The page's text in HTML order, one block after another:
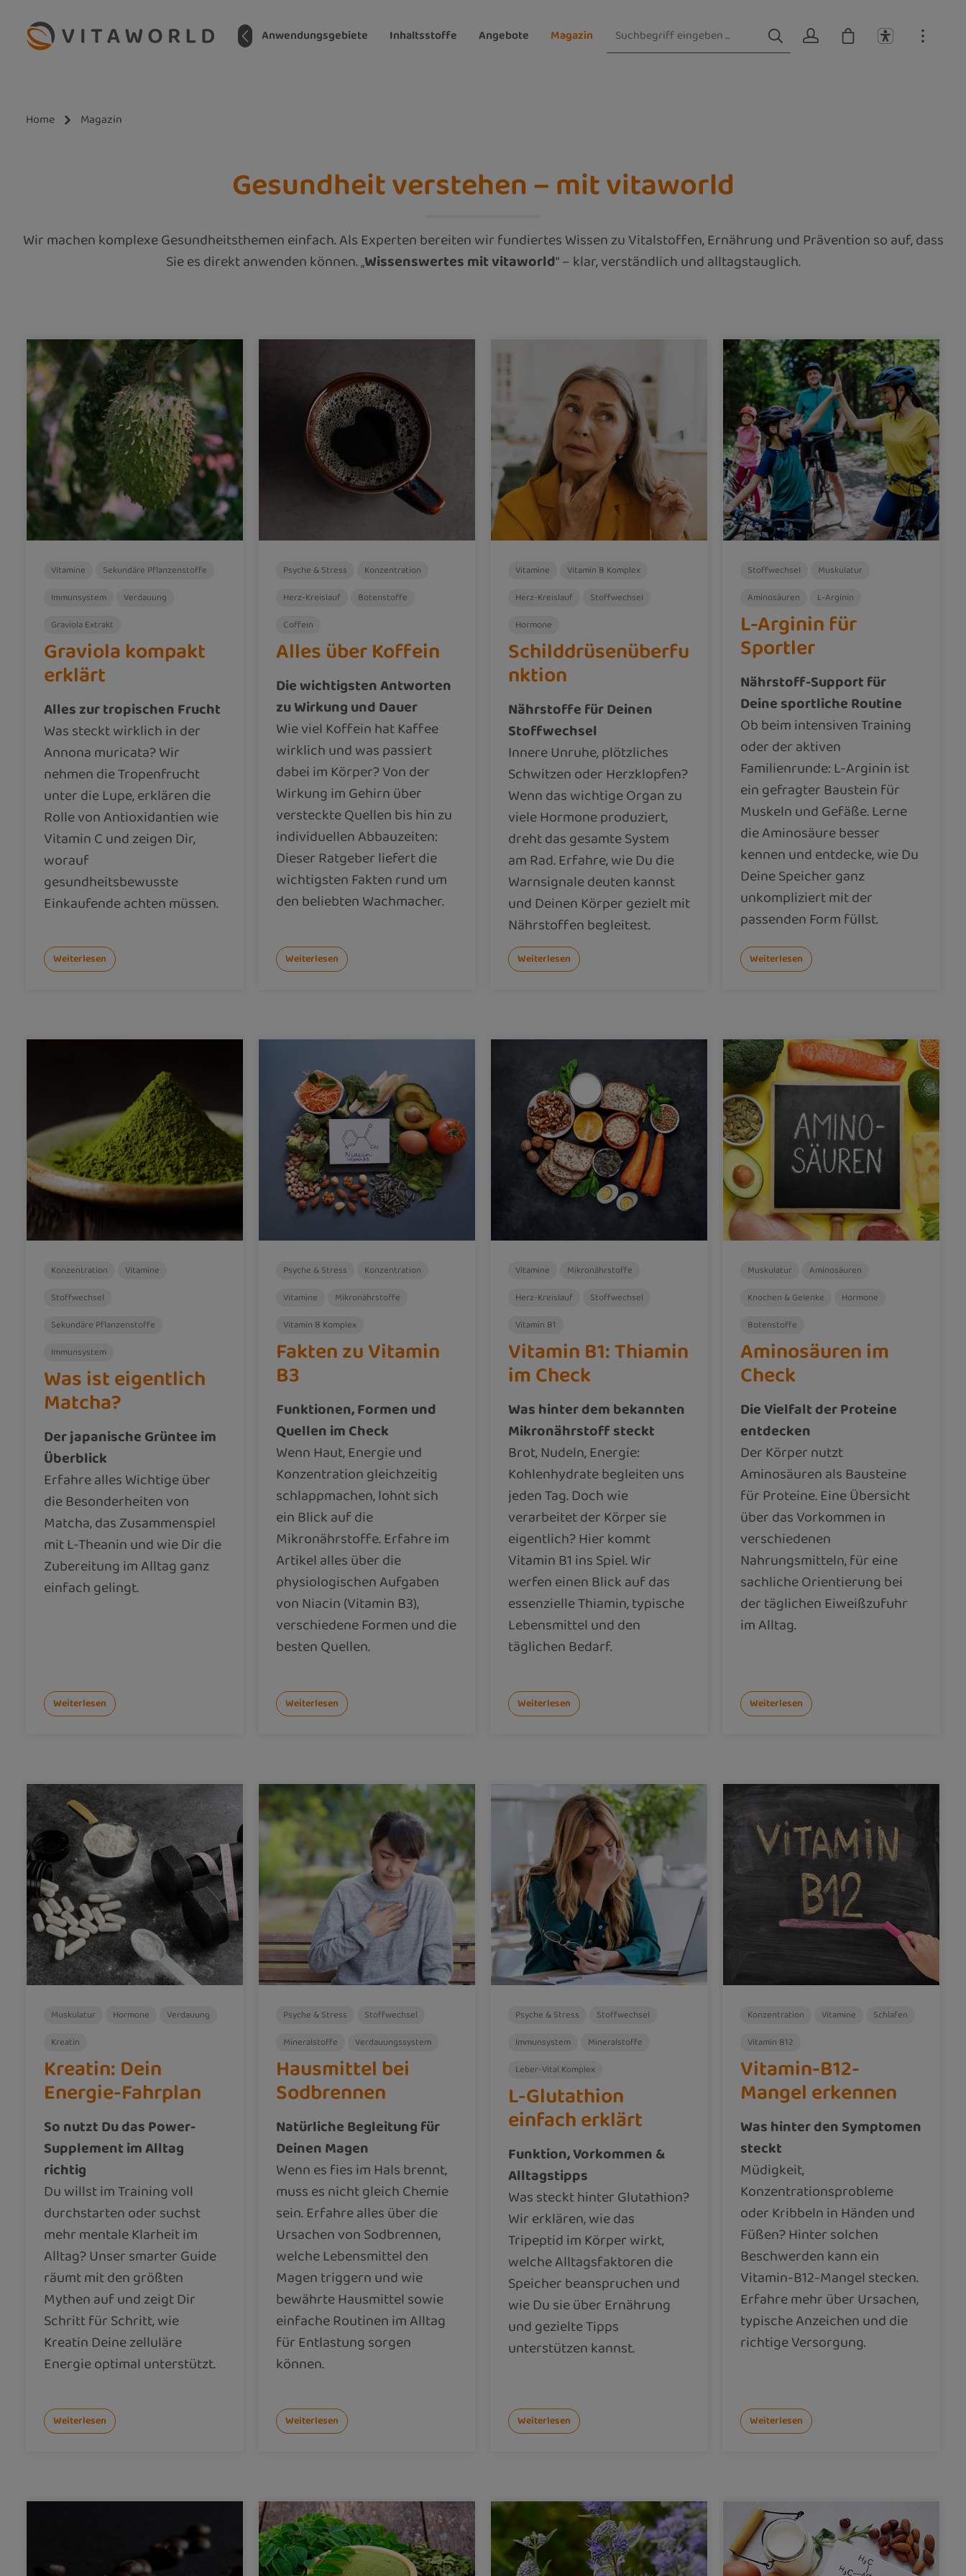
Hauptinhalt springen
Zur Suche springen
Zur Hauptnavigation springen
Home Anwendungsgebiete Inhaltsstoffe Angebote Magazin
Home Magazin
Gesundheit verstehen – mit vitaworld
Wir machen komplexe Gesundheitsthemen einfach. Als Experten bereiten wir fundiertes Wissen zu Vitalstoffen, Ernährung und Prävention so auf, dass
Sie es direkt anwenden können. „Wissenswertes mit vitaworld“ – klar, verständlich und alltagstauglich.
Vitamine
Sekundäre Pflanzenstoffe
Immunsystem
Verdauung
Graviola Extrakt
Graviola kompakt
erklärt
Alles zur tropischen Frucht
Was steckt wirklich in der
Annona muricata? Wir
nehmen die Tropenfrucht
unter die Lupe, erklären die
Rolle von Antioxidantien wie
Vitamin C und zeigen Dir,
worauf
gesundheitsbewusste
Einkaufende achten müssen.
Weiterlesen
Psyche & Stress
Konzentration
Herz-Kreislauf
Botenstoffe
Coffein
Alles über Koffein
Die wichtigsten Antworten
zu Wirkung und Dauer
Wie viel Koffein hat Kaffee
wirklich und was passiert
dabei im Körper? Von der
Wirkung im Gehirn über
versteckte Quellen bis hin zu
individuellen Abbauzeiten:
Dieser Ratgeber liefert die
wichtigsten Fakten rund um
den beliebten Wachmacher.
Weiterlesen
Vitamine
Vitamin B Komplex
Herz-Kreislauf
Stoffwechsel
Hormone
Schilddrüsenüberfu
nktion
Nährstoffe für Deinen
Stoffwechsel
Innere Unruhe, plötzliches
Schwitzen oder Herzklopfen?
Wenn das wichtige Organ zu
viele Hormone produziert,
dreht das gesamte System
am Rad. Erfahre, wie Du die
Warnsignale deuten kannst
und Deinen Körper gezielt mit
Nährstoffen begleitest.
Weiterlesen
Stoffwechsel
Muskulatur
Aminosäuren
L-Arginin
L-Arginin für
Sportler
Nährstoff-Support für
Deine sportliche Routine
Ob beim intensiven Training
oder der aktiven
Familienrunde: L-Arginin ist
ein gefragter Baustein für
Muskeln und Gefäße. Lerne
die Aminosäure besser
kennen und entdecke, wie Du
Deine Speicher ganz
unkompliziert mit der
passenden Form füllst.
Weiterlesen
Konzentration
Vitamine
Stoffwechsel
Sekundäre Pflanzenstoffe
Immunsystem
Was ist eigentlich
Matcha?
Der japanische Grüntee im
Überblick
Erfahre alles Wichtige über
die Besonderheiten von
Matcha, das Zusammenspiel
mit L-Theanin und wie Dir die
Zubereitung im Alltag ganz
einfach gelingt.
Weiterlesen
Psyche & Stress
Konzentration
Vitamine
Mikronährstoffe
Vitamin B Komplex
Fakten zu Vitamin
B3
Funktionen, Formen und
Quellen im Check
Wenn Haut, Energie und
Konzentration gleichzeitig
schlappmachen, lohnt sich
ein Blick auf die
Mikronährstoffe. Erfahre im
Artikel alles über die
physiologischen Aufgaben
von Niacin (Vitamin B3),
verschiedene Formen und die
besten Quellen.
Weiterlesen
Vitamine
Mikronährstoffe
Herz-Kreislauf
Stoffwechsel
Vitamin B1
Vitamin B1: Thiamin
im Check
Was hinter dem bekannten
Mikronährstoff steckt
Brot, Nudeln, Energie:
Kohlenhydrate begleiten uns
jeden Tag. Doch wie
verarbeitet der Körper sie
eigentlich? Hier kommt
Vitamin B1 ins Spiel. Wir
werfen einen Blick auf das
essenzielle Thiamin, typische
Lebensmittel und den
täglichen Bedarf.
Weiterlesen
Muskulatur
Aminosäuren
Knochen & Gelenke
Hormone
Botenstoffe
Aminosäuren im
Check
Die Vielfalt der Proteine
entdecken
Der Körper nutzt
Aminosäuren als Bausteine
für Proteine. Eine Übersicht
über das Vorkommen in
verschiedenen
Nahrungsmitteln, für eine
sachliche Orientierung bei
der täglichen Eiweißzufuhr
im Alltag.
Weiterlesen
Muskulatur Hormone
Verdauung
Kreatin
Kreatin: Dein
Energie-Fahrplan
So nutzt Du das Power-
Supplement im Alltag
richtig
Du willst im Training voll
durchstarten oder suchst
mehr mentale Klarheit im
Alltag? Unser smarter Guide
räumt mit den größten
Mythen auf und zeigt Dir
Schritt für Schritt, wie
Kreatin Deine zelluläre
Energie optimal unterstützt.
Weiterlesen
Psyche & Stress
Stoffwechsel
Mineralstoffe
Verdauungssystem
Hausmittel bei
Sodbrennen
Natürliche Begleitung für
Deinen Magen
Wenn es fies im Hals brennt,
muss es nicht gleich Chemie
sein. Erfahre alles über die
Ursachen von Sodbrennen,
welche Lebensmittel den
Magen triggern und wie
bewährte Hausmittel sowie
einfache Routinen im Alltag
für Entlastung sorgen
können.
Weiterlesen
Psyche & Stress
Stoffwechsel
Immunsystem
Mineralstoffe
Leber-Vital Komplex
L-Glutathion
einfach erklärt
Funktion, Vorkommen &
Alltagstipps
Was steckt hinter Glutathion?
Wir erklären, wie das
Tripeptid im Körper wirkt,
welche Alltagsfaktoren die
Speicher beanspruchen und
wie Du sie über Ernährung
und gezielte Tipps
unterstützen kannst.
Weiterlesen
Konzentration Vitamine
Schlafen
Vitamin B12
Vitamin-B12-
Mangel erkennen
Was hinter den Symptomen
steckt
Müdigkeit,
Konzentrationsprobleme
oder Kribbeln in Händen und
Füßen? Hinter solchen
Beschwerden kann ein
Vitamin-B12-Mangel stecken.
Erfahre mehr über Ursachen,
typische Anzeichen und die
richtige Versorgung.
Weiterlesen